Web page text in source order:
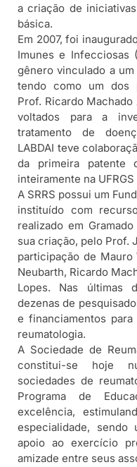
a criação de
básica.
Em 2007, foi
Imunes e Infecciosas
gênero vinculado a
tendo como um dos
Prof. Ricardo
voltados para a
tratamento de
LABDAI teve
da primeira patente
inteiramente na UFRGS
A SRRS possui um
instituído com
realizado em
sua criação, pelo Prof.
participação de Mauro
Neubarth, Ricardo
Lopes. Nas últimas
dezenas de
e financiamentos
reumatologia.
A Sociedade de
constitui-se hoje
sociedades de
Programa de
excelência,
especialidade, sendo
apoio ao exercício
amizade entre seus